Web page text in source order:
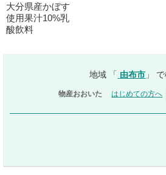
大分県産かぼす
使用果汁10%乳
酸飲料
地域 「 由布市 」
物産おおいた はじめての方へ